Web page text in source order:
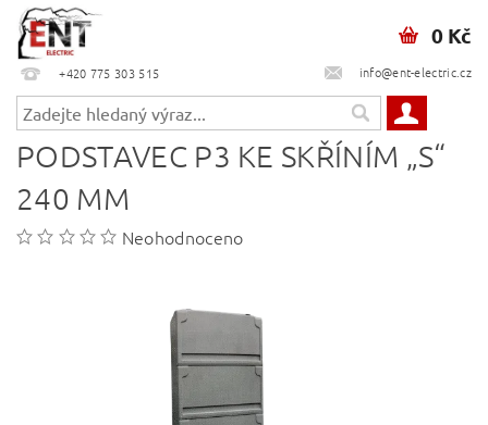
+420 775 303 515 info@ent-electric.cz
0 Kč
PODSTAVEC P3 KE SKŘÍNÍM „S“
240 MM
Neohodnoceno